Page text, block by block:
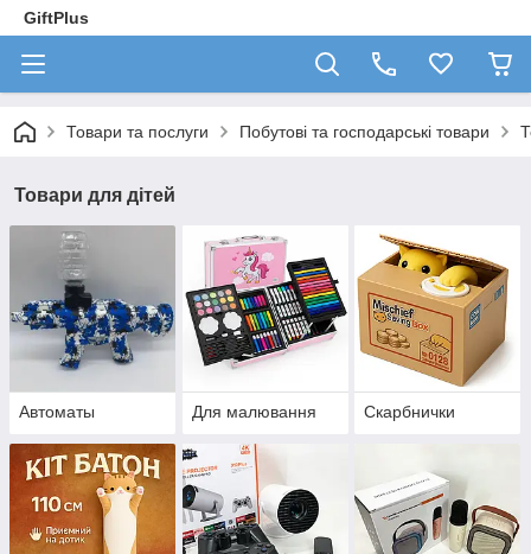
GiftPlus
Товари та послуги Побутові та господарські товари
Товари для дітей
Автоматы Для малювання Скарбнички